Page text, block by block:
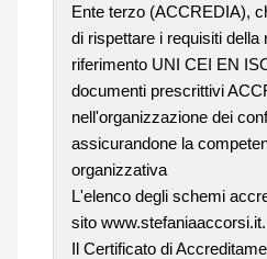
Ente terzo (ACCREDIA),
di rispettare i requisiti della
riferimento UNI CEI EN
documenti prescrittivi
nell'organizzazione dei
assicurandone la
organizzativa
L'elenco degli schemi
sito www.stefaniaaccorsi.it.
Il Certificato di